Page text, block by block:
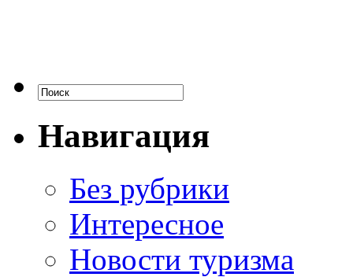
Навигация
Без рубрики
Интересное
Новости туризма